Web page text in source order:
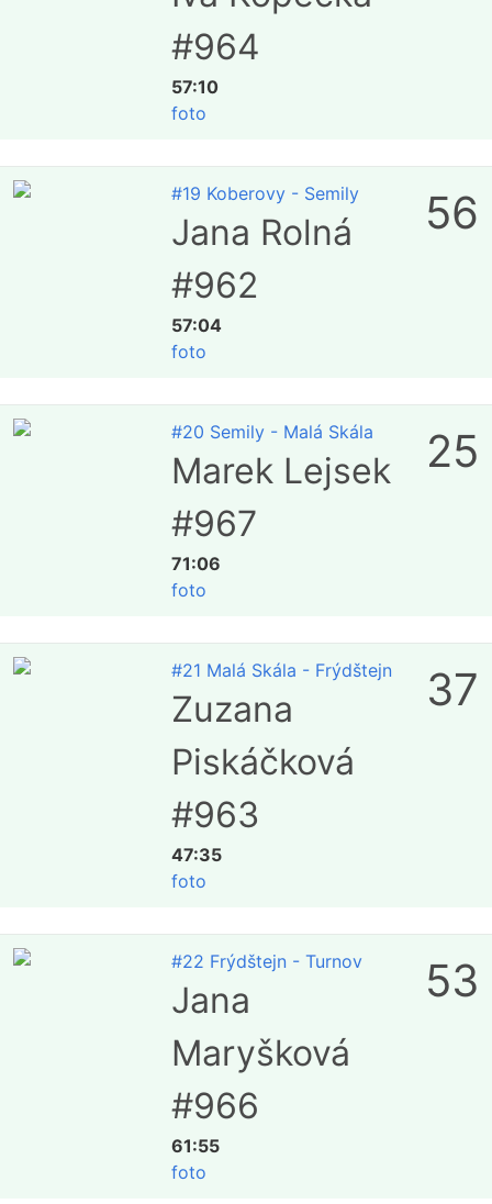
#964
57:10
foto
#19 Koberovy - Semily
Jana Rolná
#962
57:04
foto
56
#20 Semily - Malá Skála
Marek Lejsek
#967
71:06
foto
25
#21 Malá Skála - Frýdštejn
Zuzana
Piskáčková
#963
47:35
foto
37
#22 Frýdštejn - Turnov
Jana
Maryšková
#966
61:55
foto
53